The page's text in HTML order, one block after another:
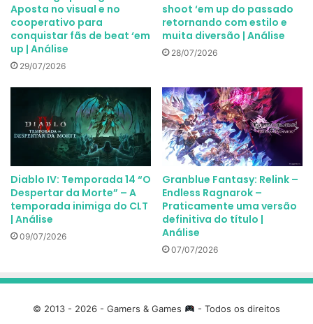
Aposta no visual e no
cooperativo para
conquistar fãs de beat ‘em
up | Análise
29/07/2026
shoot ‘em up do passado
retornando com estilo e
muita diversão | Análise
28/07/2026
Diablo IV: Temporada 14 “O
Despertar da Morte” – A
temporada inimiga do CLT
| Análise
09/07/2026
Granblue Fantasy: Relink –
Endless Ragnarok –
Praticamente uma versão
definitiva do título |
Análise
07/07/2026
© 2013 - 2026 - Gamers & Games - Todos os direitos